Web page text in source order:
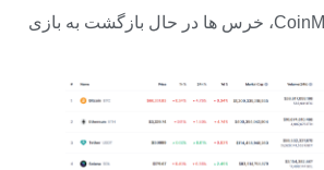
با توجه به CoinMarketCap، خرس ها در حال بازگشت به بازی